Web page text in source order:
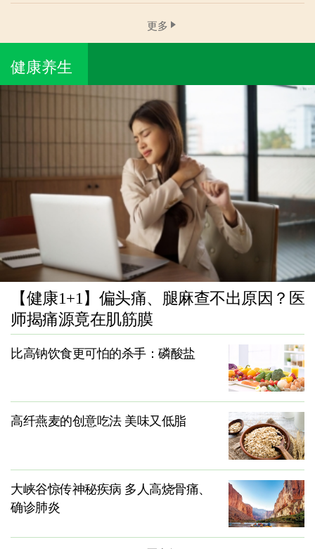
更多
健康养生
【健康1+1】偏头痛、腿麻查不出原因？医
师揭痛源竟在肌筋膜
比高钠饮食更可怕的杀手：磷酸盐
高纤燕麦的创意吃法 美味又低脂
大峡谷惊传神秘疾病 多人高烧骨痛、
确诊肺炎